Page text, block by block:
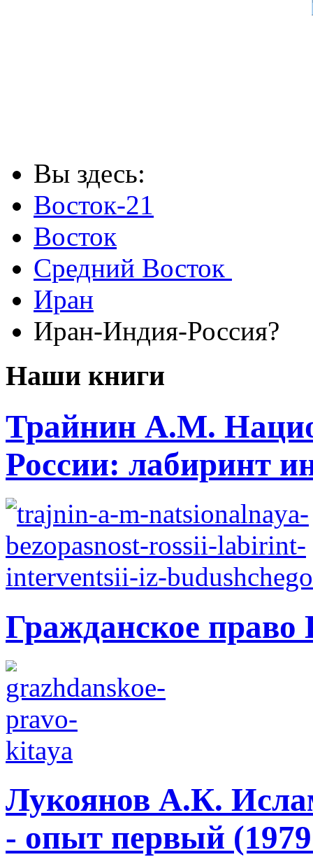
Вы здесь:
Восток-21
Восток
Средний Восток
Иран
Иран-Индия-Россия?
Наши книги
Трайнин А.М.
России: лабиринт
Гражданское право
Лукоянов А.К.
- опыт первый